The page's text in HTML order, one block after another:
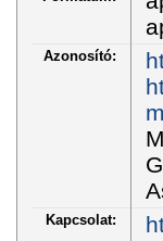
Azonosító:
Kapcsolat: